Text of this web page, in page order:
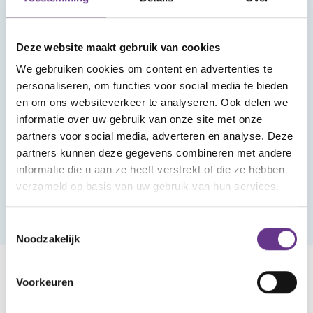
Deze website maakt gebruik van cookies
We gebruiken cookies om content en advertenties te
personaliseren, om functies voor social media te bieden
en om ons websiteverkeer te analyseren. Ook delen we
informatie over uw gebruik van onze site met onze
partners voor social media, adverteren en analyse. Deze
partners kunnen deze gegevens combineren met andere
informatie die u aan ze heeft verstrekt of die ze hebben
verzameld op basis van uw gebruik van hun services.
Noodzakelijk
Voorkeuren
INFORMATIEF
Levend verlies
van een
moeder
INFORMATIEF
Wat als voor
jouw kind
andere
mijlpalen
gelden?